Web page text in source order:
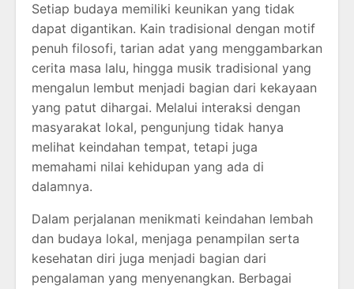
Setiap budaya memiliki keunikan yang tidak
dapat digantikan. Kain tradisional dengan motif
penuh filosofi, tarian adat yang menggambarkan
cerita masa lalu, hingga musik tradisional yang
mengalun lembut menjadi bagian dari kekayaan
yang patut dihargai. Melalui interaksi dengan
masyarakat lokal, pengunjung tidak hanya
melihat keindahan tempat, tetapi juga
memahami nilai kehidupan yang ada di
dalamnya.
Dalam perjalanan menikmati keindahan lembah
dan budaya lokal, menjaga penampilan serta
kesehatan diri juga menjadi bagian dari
pengalaman yang menyenangkan. Berbagai